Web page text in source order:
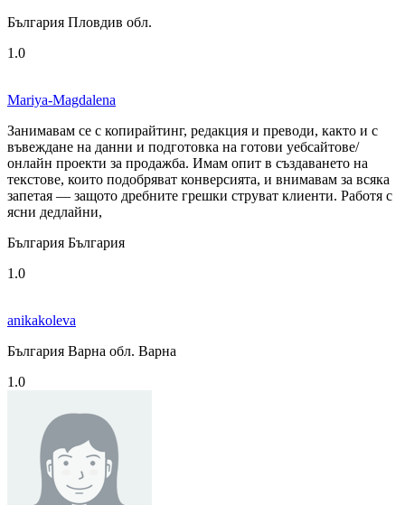
България Пловдив обл.
1.0
Mariya-Magdalena
Занимавам се с копирайтинг, редакция и преводи, както и с
въвеждане на данни и подготовка на готови уебсайтове/
онлайн проекти за продажба. Имам опит в създаването на
текстове, които подобряват конверсията, и внимавам за всяка
запетая — защото дребните грешки струват клиенти. Работя с
ясни дедлайни,
България България
1.0
anikakoleva
България Варна обл. Варна
1.0